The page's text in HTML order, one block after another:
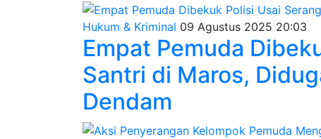
Hukum & Kriminal 09 Agustus 2025 20:03
Empat Pemuda
Santri di Maros,
Dendam